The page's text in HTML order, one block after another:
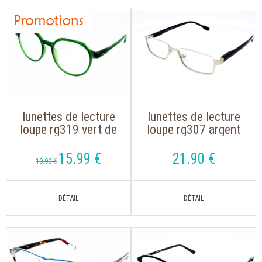
lunettes de lecture
loupe rg319 vert de
19.90 € 15.99 €
lunettes de lecture
loupe rg307 argent
21 .90 €